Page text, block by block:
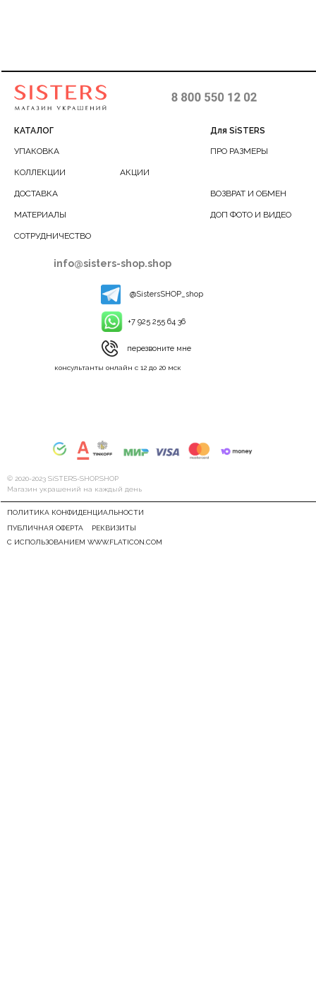
© 2020-2023 SiSTERS-SHOP.SHOP
Магазин украшений на каждый день
КАТАЛОГ Для SiSTERS
info@sisters-shop.shop
УПАКОВКА
ДОСТАВКА
КОЛЛЕКЦИИ
ПРО РАЗМЕРЫ
АКЦИИ
РЕКВИЗИТЫ
ПОЛИТИКА КОНФИДЕНЦИАЛЬНОСТИ
ПУБЛИЧНАЯ ОФЕРТА
ВОЗВРАТ И ОБМЕН
ДОП ФОТО И ВИДЕО
консультанты онлайн с 12 до 20 мск
@SistersSHOP_shop
+7 925 255 64 36
перезвоните мне
МАТЕРИАЛЫ
С ИСПОЛЬЗОВАНИЕМ WWW.FLATICON.COM
СОТРУДНИЧЕСТВО